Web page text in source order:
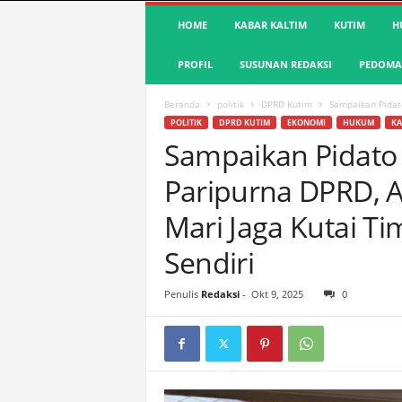
S
a
HOME KABAR KALTIM KUTIM
PROFIL SUSUNAN REDAKSI
Beranda politik DPRD Kutim Sampaikan
POLITIK DPRD KUTIM EKONOMI HUKUM
Sampaikan
Paripurna DPRD,
Mari Jaga Kutai
Sendiri
Penulis Redaksi- Okt 9, 2025 0